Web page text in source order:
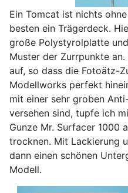
Ein Tomcat ist nichts
besten ein Trägerdeck.
große Polystyrolplatte
Muster der Zurrpunkte
auf, so dass die Fotoätz-
Modellworks perfekt
mit einer sehr groben
versehen sind, tupfe ich
Gunze Mr. Surfacer 1000
trocknen. Mit Lackierung
dann einen schönen
Modell.